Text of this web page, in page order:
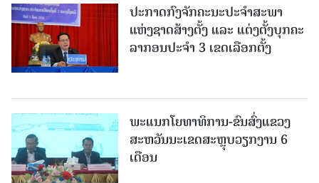
ປະກາດກົງຈັກຄະນະປະຈໍາສະພາ
ແຫ່ງຊາດສ້າງຕັ້ງ ແລະ ແຕ່ງຕັ້ງບຸກຄະ
ລາກອນປະຈໍາ 3 ເຂດເລືອກຕັ້ງ
ພະແນກໂຍທາທິການ-ຂົນສົ່ງແຂວງ
ສະຫວັນນະເຂດສະຫຼຸບວຽກງານ 6
ເດືອນ